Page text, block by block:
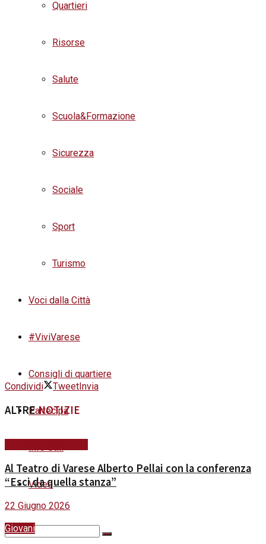
Quartieri
Risorse
Salute
Scuola&Formazione
Sicurezza
Sociale
Sport
Turismo
Voci dalla Città
#ViviVarese
Consigli di quartiere
Partecipa
Info Utili
Video
Condividi TweetInvia
ALTRENOTIZIE
Al Teatro di Varese Alberto Pellai con la conferenza
“Esci da quella stanza”
22 Giugno 2026
Giovani